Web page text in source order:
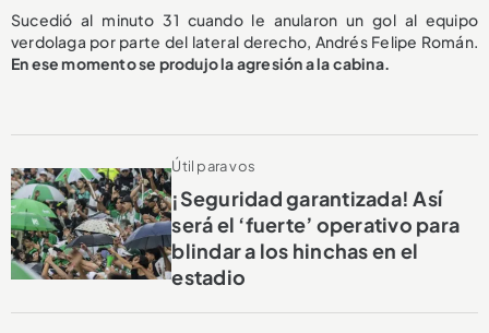
Sucedió al minuto 31 cuando le anularon un gol al equipo
verdolaga por parte del lateral derecho, Andrés Felipe Román.
En ese momento se produjo la agresión a la cabina.
Útil para vos
¡Seguridad garantizada! Así
será el ‘fuerte’ operativo para
blindar a los hinchas en el
estadio